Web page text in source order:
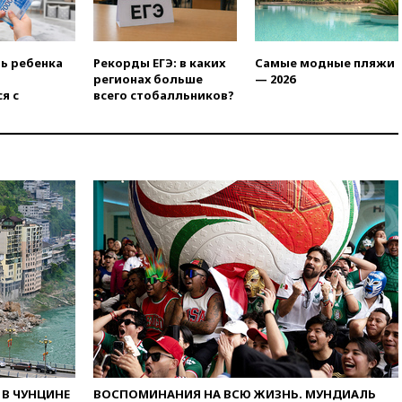
признала свою вину
Пашинян: Армения
одновременного членства в
ЕС и ЕАЭС
10:13Минтранс предлагает
тратить средства дорожных
фондов на защиту трасс от
БПЛА
09:56Хакеры нашли
документы об ударах ВСУ по
нефтяным терминалам в
России
09:49WSJ: Трамп «сходит с
ума» из-за сообщений в СМИ
об истощении боеприпасов у
США
ребенка
с
Рекорды ЕГЭ: в каких
регионах больше
всего стобалльников?
Самые модные пляжи
— 2026
ЧУНЦИНЕ
ВОСПОМИНАНИЯ НА ВСЮ ЖИЗНЬ. МУНДИАЛЬ